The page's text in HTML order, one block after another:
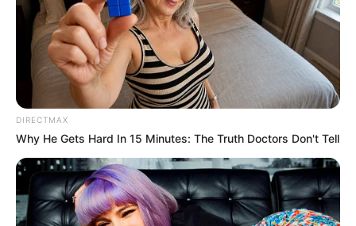
Ορισμένοι έσπευσαν να τραβήξουν
φωτογραφίες, ενώ άλλοι συζητούσαν αν το
φαινόμενο οφείλεται σε κάποια φυσική
αλλαγή ή ανθρώπινη παρέμβαση.
Όλοι, πάντως, συμφώνησαν ότι δεν είχαν
ξαναδεί κάτι τέτοιο, αφήνοντας τους με
ανάμεικτα συναισθήματα δέους και
προβληματισμού.
DIRECTMAX
Why He Gets Hard In 15 Minutes: The Truth Doctors Don't Tell